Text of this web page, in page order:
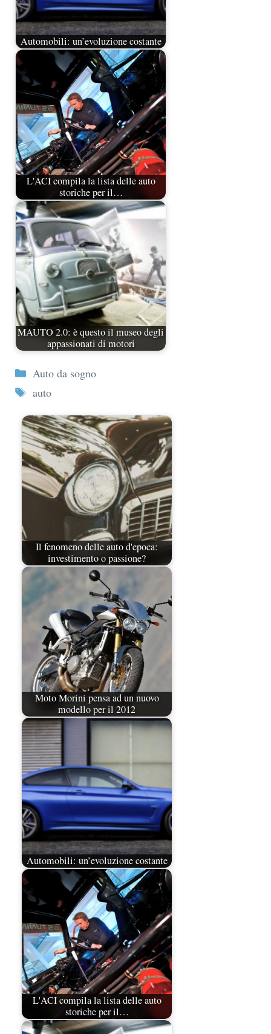
Automobili: un’evoluzione costante
L'ACI compila la lista delle auto
storiche per il…
MAUTO 2.0: è questo il museo degli
appassionati di motori
Categorie
Auto da sogno
Tag
auto
Il fenomeno delle auto d'epoca:
investimento o passione?
Moto Morini pensa ad un nuovo
modello per il 2012
Automobili: un’evoluzione costante
L'ACI compila la lista delle auto
storiche per il…